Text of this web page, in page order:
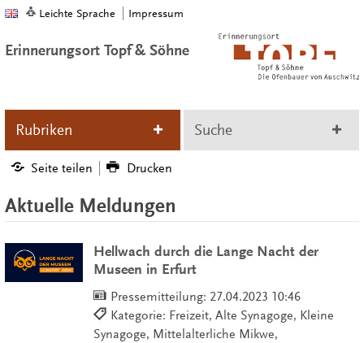
Leichte Sprache Impressum
Erinnerungsort Topf & Söhne
Rubriken Suche
Seite teilen Drucken
Aktuelle Meldungen
Hellwach durch die Lange Nacht der
Museen in Erfurt
Pressemitteilung: 27.04.2023 10:46
Kategorie: Freizeit, Alte Synagoge, Kleine
Synagoge, Mittelalterliche Mikwe,